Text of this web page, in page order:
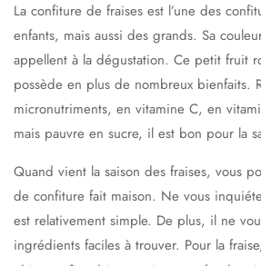
La confiture de fraises est l’une des
enfants, mais aussi des grands. Sa
appellent à la dégustation. Ce petit fruit
possède en plus de nombreux bienfaits.
micronutriments, en vitamine C, en
mais pauvre en sucre, il est bon pour la
Quand vient la saison des fraises, vous
de confiture fait maison. Ne vous
est relativement simple. De plus, il ne
ingrédients faciles à trouver. Pour la